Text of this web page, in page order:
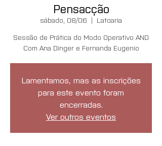
Pensacção
sábado, 08/06
  |
Latoaria
Sessão de Prática do Modo Operativo AND
Com Ana Dinger e Fernanda Eugenio
Lamentamos, mas as inscrições
para este evento foram
encerradas.
Ver outros eventos